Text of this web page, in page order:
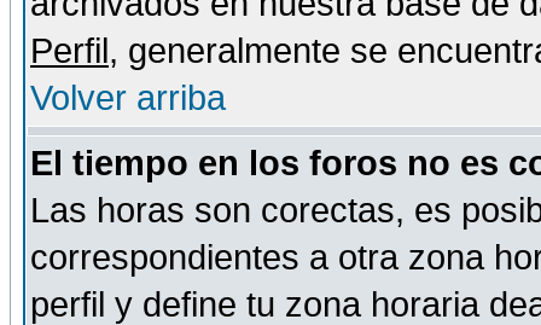
Perfil, generalmente se
Volver arriba
El tiempo en los foros no es
Las horas son corectas, es
correspondientes a otra zona
perfil y define tu zona horaria